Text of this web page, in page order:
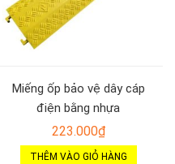
Miếng ốp bảo vệ dây cáp
điện bằng nhựa
223.000₫
THÊM VÀO GIỎ HÀNG